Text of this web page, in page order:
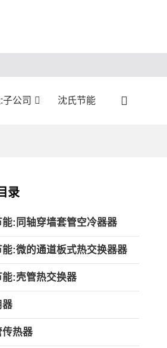
子公司 沈氏节能
录
能:同轴穿墙套管空冷器器
能:微的通道板式热交换器器
能:壳管热交换器
器
热器